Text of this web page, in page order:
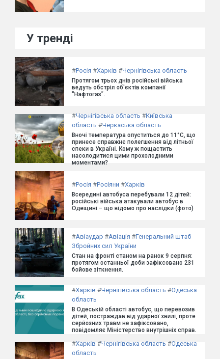
У тренді
#Росія #Харків #Чернігівська область
Протягом трьох днів російські війська
ведуть обстріл об'єктів компанії
"Нафтогаз".
#Чернігівська область #Київська
область #Черкаська область
Вночі температура опуститься до 11°C, що
принесе справжнє полегшення від літньої
спеки в Україні. Кому ж пощастить
насолодитися цими прохолодними
моментами?
#Росія #Росіяни #Харків
Всередині автобуса перебували 12 дітей:
російські війська атакували автобус в
Одещині – що відомо про наслідки (фото)
#Авіаудар #Авіація #Генеральний штаб
Збройних сил України
Стан на фронті станом на ранок 9 серпня:
протягом останньої доби зафіксовано 231
бойове зіткнення.
#Харків #Чернігівська область #Одеська
область
В Одеській області автобус, що перевозив
дітей, постраждав від ударної хвилі, проте
серйозних травм не зафіксовано,
повідомляє Міністерство внутрішніх справ.
#Харків #Чернігівська область #Одеська
область